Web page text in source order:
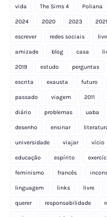
vida The Sims 4 Poliana
2024 2020 2023 2021
escrever redes sociais
amizade blog casa
2019 estudo perguntas
escrita exausta futuro
passado viagem 2011
diário problemas uaba
desenho ensinar
universidade viajar vício
educação espírito
feminismo francês
linguagem links livre
querer responsabilidade